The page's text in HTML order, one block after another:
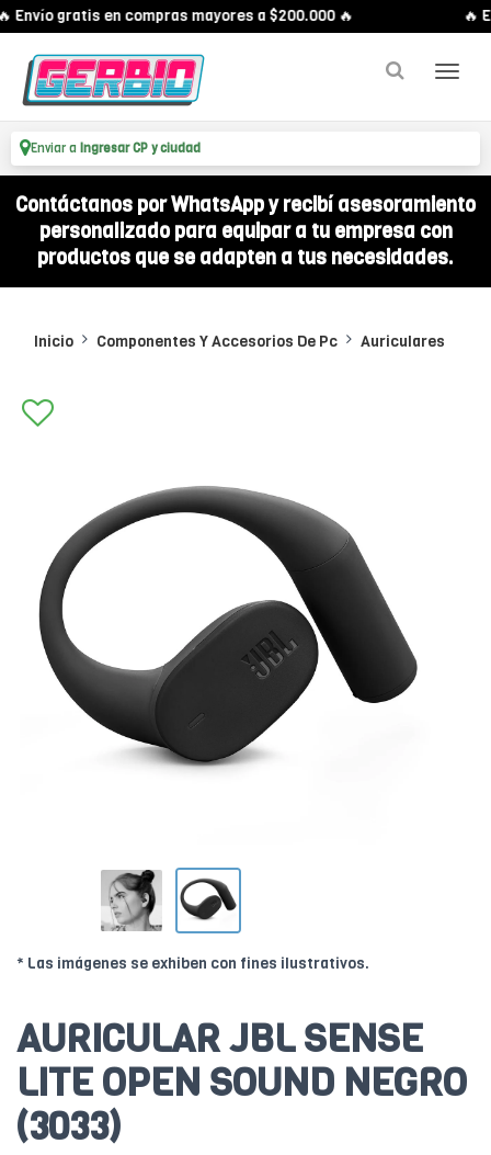
Envío gratis en compras mayores a $200.000 🔥 🔥
Enviar a Ingresar CP y ciudad
Contáctanos por WhatsApp y recibí asesoramiento
personalizado para equipar a tu empresa con
productos que se adapten a tus necesidades.
Inicio Componentes Y Accesorios De Pc Auriculares
* Las imágenes se exhiben con fines ilustrativos.
AURICULAR JBL SENSE
LITE OPEN SOUND NEGRO
(3033)